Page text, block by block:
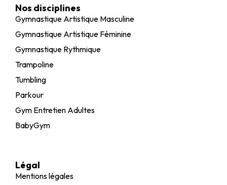
Nos disciplines
Gymnastique Artistique Masculine
Gymnastique Artistique Féminine
Gymnastique Rythmique
Trampoline
Tumbling
Parkour
Gym Entretien Adultes
BabyGym
Légal
Mentions légales